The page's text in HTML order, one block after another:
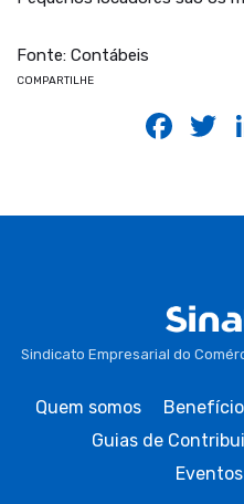
Fonte: Contábeis
COMPARTILHE
Sindicato Empresarial do
Quem somos
Guias de